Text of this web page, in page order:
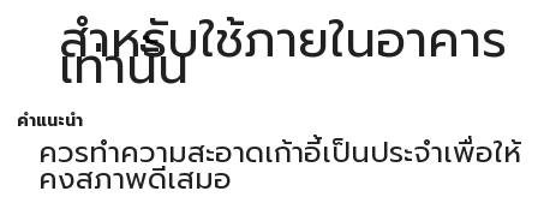
สำหรับใช้ภายในอาคาร
เท่านั้น
คำแนะนำ
ควรทำความสะอาดเก้าอี้เป็นประจำเพื่อให้
คงสภาพดีเสมอ